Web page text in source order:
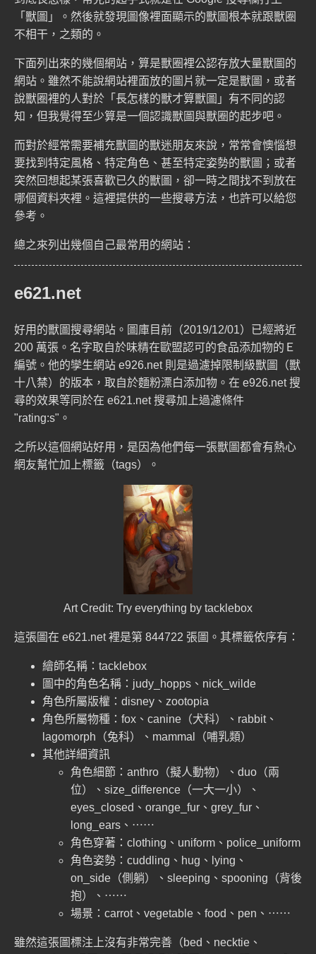
「獸圖」。然後就發現圖像裡面顯示的獸圖根本就跟獸圈
不相干，之類的。
下面列出來的幾個網站，算是獸圈裡公認存放大量獸圖的
網站。雖然不能說網站裡面放的圖片就一定是獸圖，或者
說獸圈裡的人對於「長怎樣的獸才算獸圖」有不同的認
知，但我覺得至少算是一個認識獸圖與獸圈的起步吧。
而對於經常需要補充獸圖的獸迷朋友來說，常常會懊惱想
要找到特定風格、特定角色、甚至特定姿勢的獸圖；或者
突然回想起某張喜歡已久的獸圖，卻一時之間找不到放在
哪個資料夾裡。這裡提供的一些搜尋方法，也許可以給您
參考。
總之來列出幾個自己最常用的網站：
e621.net
好用的獸圖搜尋網站。圖庫目前（2019/12/01）已經將近
200 萬張。名字取自於味精在歐盟認可的食品添加物的 Ｅ
編號 。他的孿生網站 e926.net則是過濾掉限制級獸圖（獸
十八禁）的版本，取自於麵粉漂白添加物 。在 e926.net 搜
尋的效果等同於在 e621.net 搜尋加上過濾條件
"rating:s"。
之所以這個網站好用，是因為他們每一張獸圖都會有熱心
網友幫忙加上標籤（tags）。
Art Credit: Try everything by tacklebox
這張圖在 e621.net 裡是第 844722 張圖。其標籤依序有：
繪師名稱：tacklebox
圖中的角色名稱：judy_hopps、nick_wilde
角色所屬版權：disney、zootopia
角色所屬物種：fox、canine（犬科）、rabbit、
lagomorph（兔科）、mammal（哺乳類）
其他詳細資訊
角色細節：anthro（擬人動物）、duo（兩
位）、size_difference（一大一小）、
eyes_closed、orange_fur、grey_fur、
long_ears、⋯⋯
角色穿著：clothing、uniform、police_uniform
角色姿勢：cuddling、hug、lying、
on_side（側躺）、sleeping、spooning（背後
抱）、⋯⋯
場景：carrot、vegetable、food、pen、⋯⋯
雖然這張圖標注上沒有非常完善（bed、necktie、